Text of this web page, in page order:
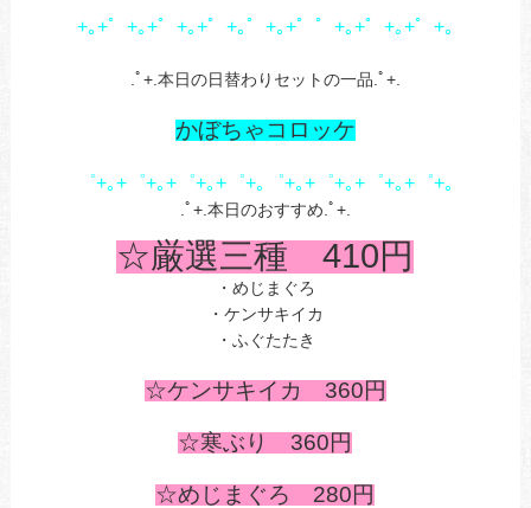
+｡+゜+｡+゜+｡+゜+｡゜+｡+゜゜+｡+゜+｡+゜+｡
.ﾟ+.本日の日替わりセットの一品.ﾟ+.
かぼちゃコロッケ
゜+｡+゜+｡+゜+｡+゜+｡゜+｡+゜+｡+゜+｡+゜+｡
.ﾟ+.本日のおすすめ.ﾟ+.
☆厳選三種 410円
・めじまぐろ
・ケンサキイカ
・ふぐたたき
☆ケンサキイカ 360円
☆寒ぶり 360円
☆めじまぐろ 280円